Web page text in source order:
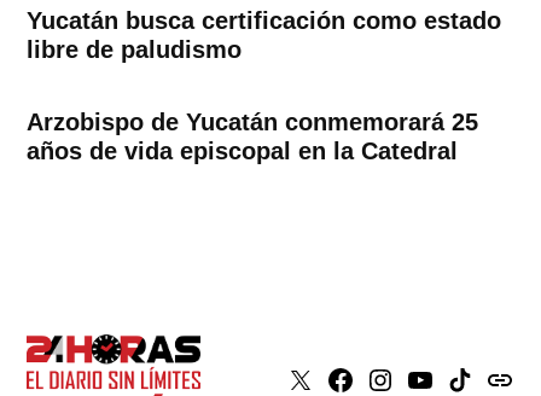
Yucatán busca certificación como estado
libre de paludismo
Arzobispo de Yucatán conmemorará 25
años de vida episcopal en la Catedral
X Faceboook
Instagram
YoutubeTiktokissuu